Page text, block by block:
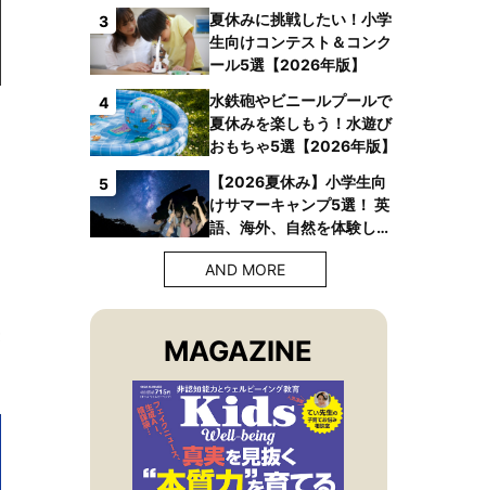
3
夏休みに挑戦したい！小学
生向けコンテスト＆コンク
ール5選【2026年版】
4
水鉄砲やビニールプールで
夏休みを楽しもう！水遊び
おもちゃ5選【2026年版】
5
【2026夏休み】小学生向
けサマーキャンプ5選！ 英
語、海外、自然を体験しよ
う！
AND MORE
MAGAZINE